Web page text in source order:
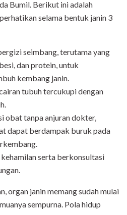
Bumil. Berikut ini adalah
selama bentuk janin 3
seimbang, terutama yang
dan protein, untuk
kembang janin.
tubuh tercukupi dengan
obat tanpa anjuran dokter,
dapat berdampak buruk pada
serta berkonsultasi
organ janin memang sudah mulai
sempurna. Pola hidup